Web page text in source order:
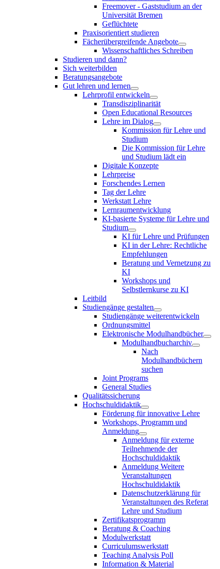
Freemover - Gaststudium an der
Universität Bremen
Geflüchtete
Praxisorientiert studieren
Fächerübergreifende Angebote
Wissenschaftliches Schreiben
Studieren und dann?
Sich weiterbilden
Beratungsangebote
Gut lehren und lernen
Lehrprofil entwickeln
Transdisziplinarität
Open Educational Resources
Lehre im Dialog
Kommission für Lehre und
Studium
Die Kommission für Lehre
und Studium lädt ein
Digitale Konzepte
Lehrpreise
Forschendes Lernen
Tag der Lehre
Werkstatt Lehre
Lernraumentwicklung
KI-basierte Systeme für Lehre und
Studium
KI für Lehre und Prüfungen
KI in der Lehre: Rechtliche
Empfehlungen
Beratung und Vernetzung zu
KI
Workshops und
Selbstlernkurse zu KI
Leitbild
Studiengänge gestalten
Studiengänge weiterentwickeln
Ordnungsmittel
Elektronische Modulhandbücher
Modulhandbucharchiv
Nach
Modulhandbüchern
suchen
Joint Programs
General Studies
Qualitätssicherung
Hochschuldidaktik
Förderung für innovative Lehre
Workshops, Programm und
Anmeldung
Anmeldung für externe
Teilnehmende der
Hochschuldidaktik
Anmeldung Weitere
Veranstaltungen
Hochschuldidaktik
Datenschutzerklärung für
Veranstaltungen des Referat
Lehre und Studium
Zertifikatsprogramm
Beratung & Coaching
Modulwerkstatt
Curriculumswerkstatt
Teaching Analysis Poll
Information & Material